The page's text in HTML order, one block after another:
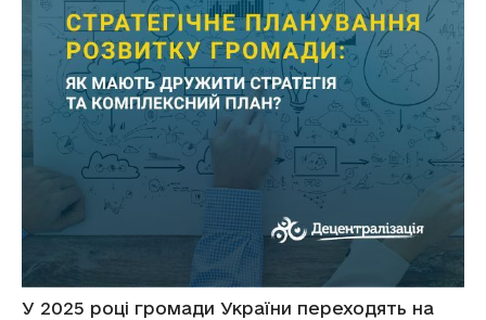
У 2025 році громади України переходять на